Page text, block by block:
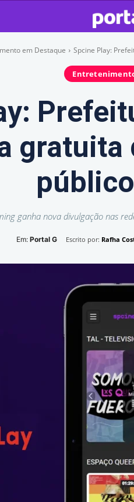
em Destaque Spcine Play:
gratuita
ganha nova divulgação nas
Em: Portal G Escrito por: Rafha